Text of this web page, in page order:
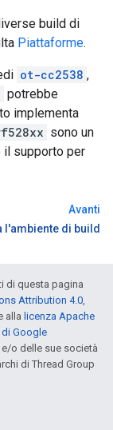
build di
Piattaforme.
ot-cc2538 ,
potrebbe
implementa
sono un
il supporto per
Avanti
l'ambiente di build
di questa pagina
Attribution 4.0,
alla licenza Apache
Google
o delle sue società
di Thread Group